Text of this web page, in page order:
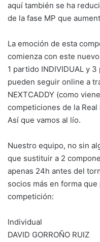
aquí también se ha
de la fase MP que
La emoción de esta
comienza con este
1 partido INDIVIDUAL y
pueden seguir online a
NEXTCADDY (como
competiciones de la
Así que vamos al lío.
Nuestro equipo, no sin
que sustituir a 2
apenas 24h antes del
socios más en forma
competición:
Individual
DAVID GORROÑO RUIZ